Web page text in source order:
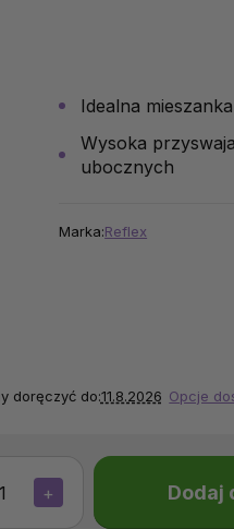
+ Dodaj
Idealna
Wysoka
ubocznych
Marka:Reflex
doręczyć do:11.8.2026 Opcje